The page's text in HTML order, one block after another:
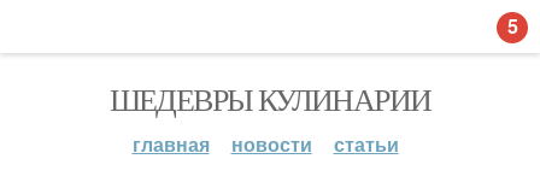
ШЕДЕВРЫ КУЛИНАРИИ
главная новости статьи
5